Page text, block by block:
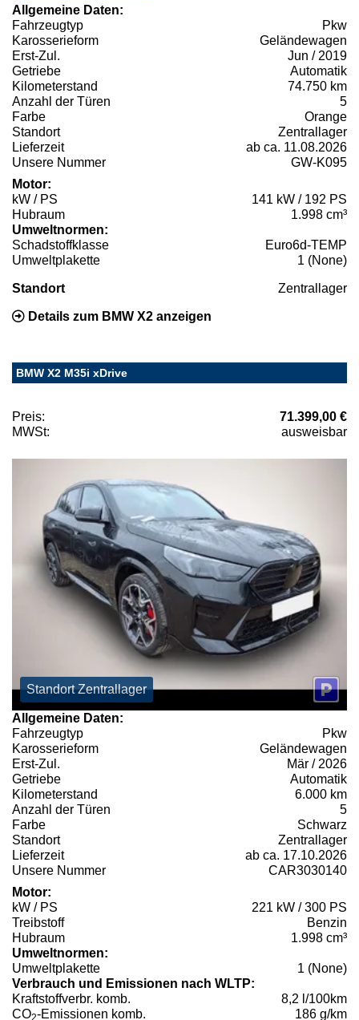
Allgemeine Daten:
Fahrzeugtyp
Pkw
Karosserieform
Geländewagen
Erst-Zul.
Jun / 2019
Getriebe
Automatik
Kilometerstand
74.750 km
Anzahl der Türen
5
Farbe
Orange
Standort
Zentrallager
Lieferzeit
ab ca. 11.08.2026
Unsere Nummer
GW-K095
Motor:
kW / PS
141 kW / 192 PS
Hubraum
1.998 cm³
Umweltnormen:
Schadstoffklasse
Euro6d-TEMP
Umweltplakette
1 (None)
Standort Zentrallager
Details zum BMW X2 anzeigen
BMW X2 M35i xDrive
Preis:
71.399,00 €
MWSt:
ausweisbar
Standort Zentrallager
Allgemeine Daten:
Fahrzeugtyp
Pkw
Karosserieform
Geländewagen
Erst-Zul.
Mär / 2026
Getriebe
Automatik
Kilometerstand
6.000 km
Anzahl der Türen
5
Farbe
Schwarz
Standort
Zentrallager
Lieferzeit
ab ca. 17.10.2026
Unsere Nummer
CAR3030140
Motor:
kW / PS
221 kW / 300 PS
Treibstoff
Benzin
Hubraum
1.998 cm³
Umweltnormen:
Umweltplakette
1 (None)
Verbrauch und Emissionen nach WLTP:
Kraftstoffverbr. komb.
8,2 l/100km
CO2-Emissionen komb. 186 g/km